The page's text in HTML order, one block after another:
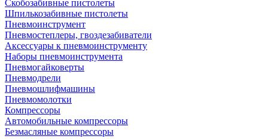
Скобозабивные пистолеты
Шпилькозабивные пистолеты
Пневмоинструмент
Пневмостеплеры, гвоздезабиватели
Аксессуары к пневмоинструменту
Наборы пневмоинструмента
Пневмогайковерты
Пневмодрели
Пневмошлифмашины
Пневмомолотки
Компрессоры
Автомобильные компрессоры
Безмасляные компрессоры